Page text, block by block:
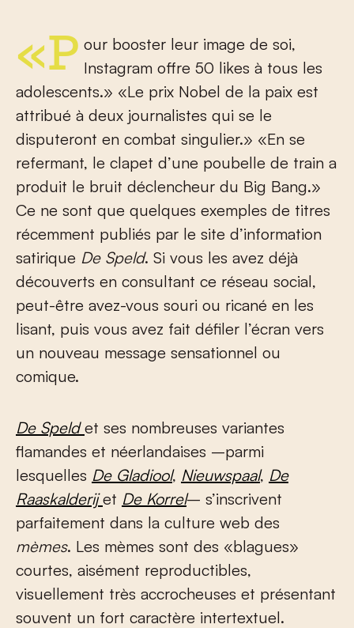
«Pour booster leur image de soi, Instagram offre 50 likes à tous les
adolescents.» «Le prix Nobel de la paix est
attribué à deux journalistes qui se le
disputeront en combat singulier.» «En se
refermant, le clapet d’une poubelle de train a
produit le bruit déclencheur du Big Bang.»
Ce ne sont que quelques exemples de titres
récemment publiés par le site d’information
satirique De Speld. Si vous les avez déjà
découverts en consultant ce réseau social,
peut-être avez-vous souri ou ricané en les
lisant, puis vous avez fait défiler l’écran vers
un nouveau message sensationnel ou
comique.
De Speld et ses nombreuses variantes
flamandes et néerlandaises –parmi
lesquelles De Gladiool, Nieuwspaal, De
Raaskalderij et De Korrel– s’inscrivent
parfaitement dans la culture web des
mèmes. Les mèmes sont des «blagues»
courtes, aisément reproductibles,
visuellement très accrocheuses et présentant
souvent un fort caractère intertextuel.